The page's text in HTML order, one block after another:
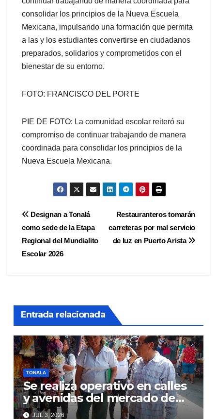
consolidar los principios de la Nueva Escuela
Mexicana, impulsando una formación que permita
a las y los estudiantes convertirse en ciudadanos
preparados, solidarios y comprometidos con el
bienestar de su entorno.
FOTO: FRANCISCO DEL PORTE
PIE DE FOTO: La comunidad escolar reiteró su
compromiso de continuar trabajando de manera
coordinada para consolidar los principios de la
Nueva Escuela Mexicana.
Navegación
de
entradas
Restauranteros tomarán
carreteras por mal servicio
de luz en Puerto Arista
Designan a Tonalá
como sede de la Etapa
Regional del Mundialito
Escolar 2026
Entrada relacionada
TONALA
Se realiza operativo en calles
y avenidas del mercado de
Tonalá
JUL 3, 2026